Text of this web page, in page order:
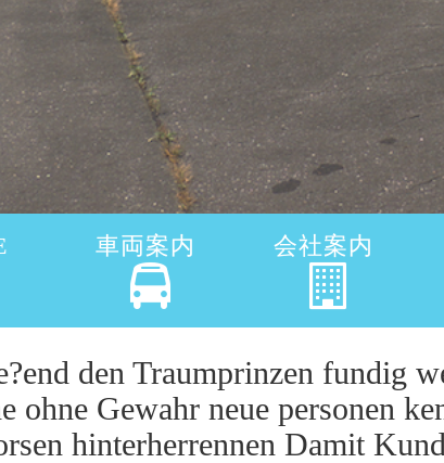
車両案内 会社案内
den Traumprinzen fundig
ohne Gewahr neue personen
hinterherrennen Damit